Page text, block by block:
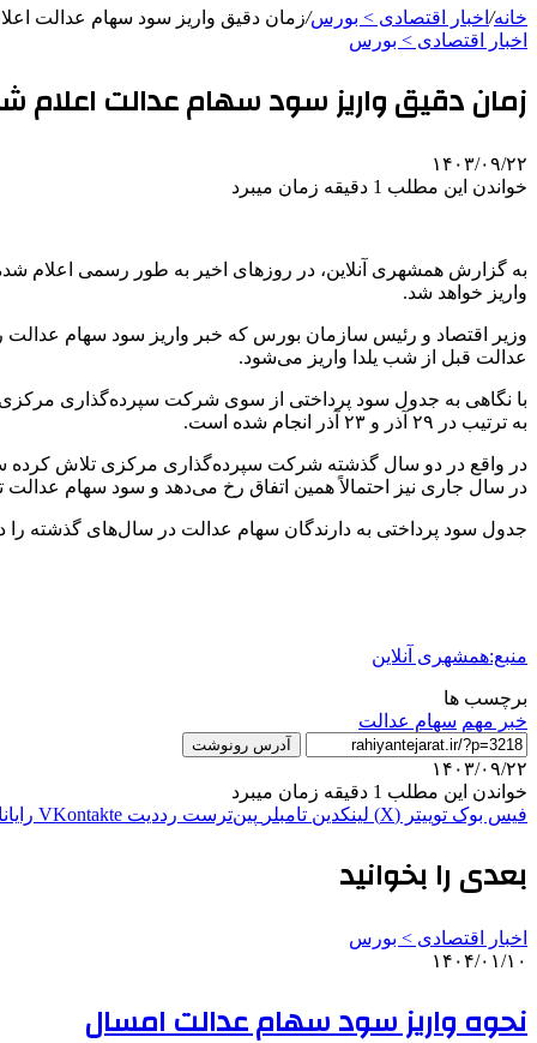
خانه/ اخبار اقتصادی > بورس/زمان دقیق واریز سود سهام عدالت
اخبار اقتصادی > بورس
زمان دقیق واریز سود سهام عدالت اعلام
۱۴۰۳/۰۹/۲۲
خواندن این مطلب 1 دقیقه زمان میبرد
واریز خواهد شد.
وزیر اقتصاد و رئیس سازمان بورس که خبر واریز سود سهام عدالت
عدالت قبل از شب یلدا واریز می‌شود.
با نگاهی به جدول سود پرداختی از سوی شرکت سپرده‌گذاری
به ترتیب در ۲۹ آذر و ۲۳ آذر انجام شده است.
در واقع در دو سال گذشته شرکت سپرده‌گذاری مرکزی تلاش کرده
در سال جاری نیز احتمالاً همین اتفاق رخ می‌دهد و سود سهام عدالت تا پیش از جمعه ۳۰ آذر ۱۴۰۳ به حساب دارندگان
جدول سود پرداختی به دارندگان سهام عدالت در سال‌های گذشته را
منبع:همشهری آنلاین
برچسب ها
خبر مهم سهام عدالت
آدرس رونوشت
۱۴۰۳/۰۹/۲۲
خواندن این مطلب 1 دقیقه زمان میبرد
فیس بوک توییتر (X) لینکدین ‫تامبلر ‫پین‌ترست ‫رددیت ‫VKontakte
بعدی را بخوانید
اخبار اقتصادی > بورس
۱۴۰۴/۰۱/۱۰
نحوه واریز سود سهام عدالت امسال